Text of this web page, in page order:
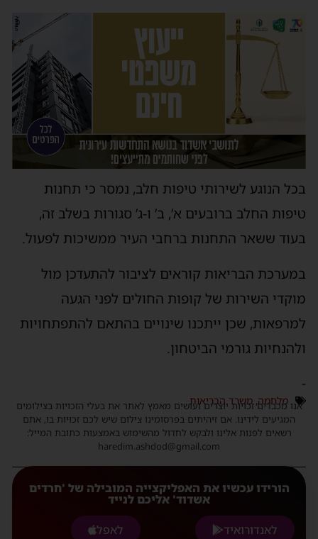
בכל הנוגע לשירותי טיפות חלב, נמסר כי תחנות
טיפות החלב ברובעים א’, ב’ ו-ג’ סגורות בשלב זה,
בעוד ששאר התחנות ברחבי העיר ממשיכות לפעול.
במערכת הבריאות קוראים לציבור להתעדכן מול
מוקדי השירות של קופות החולים לפני הגעה
למרפאות, שכן ייתכנו שינויים בהתאם להתפתחויות
ולהנחיות גורמי הביטחון.
-
מלחמה,משרד הבריאות
אנו מכבדים זכויות יוצרים ועושים מאמץ לאתר את בעלי הזכויות בצילומים
המגיעים לידינו. אם זיהיתים בפרסומינו צילום שיש לכם זכויות בו, אתם
רשאים לפנות אלינו ולבקש לחדול מהשימוש באמצעות כתובת המייל:
haredim.ashdod@gmail.com
הורידו עכשיו את האפליקצייה המובילה של 'חרדים
אשדוד' אליכם לנייד
לאנדורואיד
לאפל